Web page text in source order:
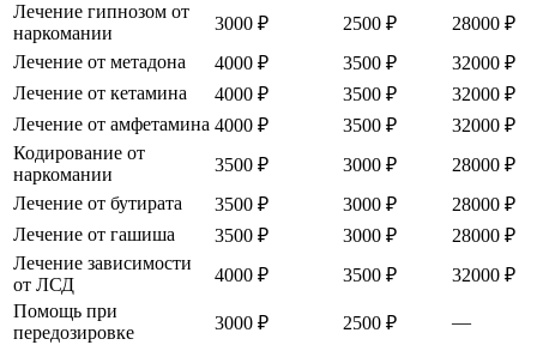
Лечение гипнозом от
наркомании
3000 ₽ 2500 ₽
28000 ₽
Лечение от метадона
4000 ₽ 3500 ₽
32000 ₽
Лечение от кетамина
4000 ₽ 3500 ₽
32000 ₽
Лечение от амфетамина 4000 ₽ 3500 ₽
32000 ₽
Кодирование от
наркомании
3500 ₽ 3000 ₽
28000 ₽
Лечение от бутирата
3500 ₽ 3000 ₽
28000 ₽
Лечение от гашиша
3500 ₽ 3000 ₽
28000 ₽
Лечение зависимости
от ЛСД
4000 ₽ 3500 ₽
32000 ₽
Помощь при
передозировке
3000 ₽ 2500 ₽
—